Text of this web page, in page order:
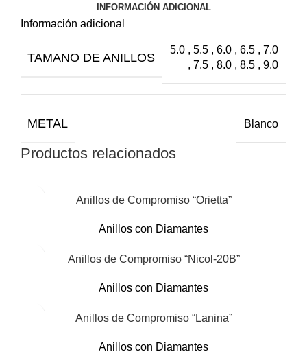
INFORMACIÓN ADICIONAL
Información adicional
TAMANO DE ANILLOS
5.0 , 5.5 , 6.0 , 6.5 , 7.0
, 7.5 , 8.0 , 8.5 , 9.0
METAL Blanco
Productos relacionados
Anillos de Compromiso “Orietta”
Anillos con Diamantes
Anillos de Compromiso “Nicol-20B”
Anillos con Diamantes
Anillos de Compromiso “Lanina”
Anillos con Diamantes